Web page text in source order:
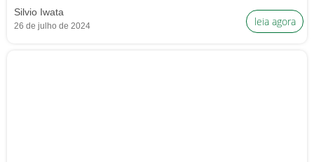
Silvio Iwata
26 de julho de 2024 leia agora